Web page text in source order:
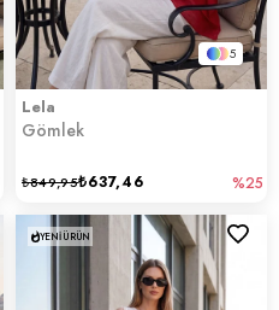
5
Lela
Gömlek
₺637,46
₺849,95 %25
YENI ÜRÜN